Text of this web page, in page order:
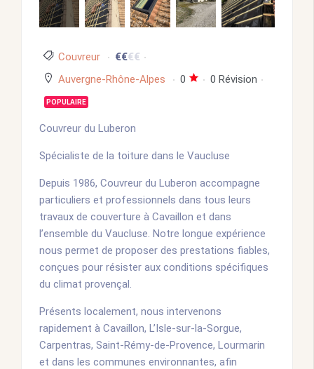
Couvreur €€€€
Auvergne-Rhône-Alpes
0 0 Révision
POPULAIRE
Couvreur du Luberon
Spécialiste de la toiture dans le Vaucluse
Depuis 1986, Couvreur du Luberon accompagne
particuliers et professionnels dans tous leurs
travaux de couverture à Cavaillon et dans
l’ensemble du Vaucluse. Notre longue expérience
nous permet de proposer des prestations fiables,
conçues pour résister aux conditions spécifiques
du climat provençal.
Présents localement, nous intervenons
rapidement à Cavaillon, L’Isle-sur-la-Sorgue,
Carpentras, Saint-Rémy-de-Provence, Lourmarin
et dans les communes environnantes, afin